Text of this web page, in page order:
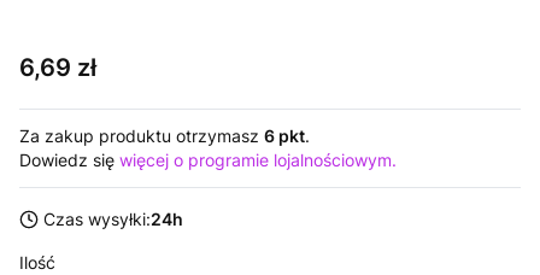
Cena
6,69 zł
Za zakup produktu otrzymasz 6 pkt.
Dowiedz się więcej o programie lojalnościowym.
Czas wysyłki:24h
Ilość